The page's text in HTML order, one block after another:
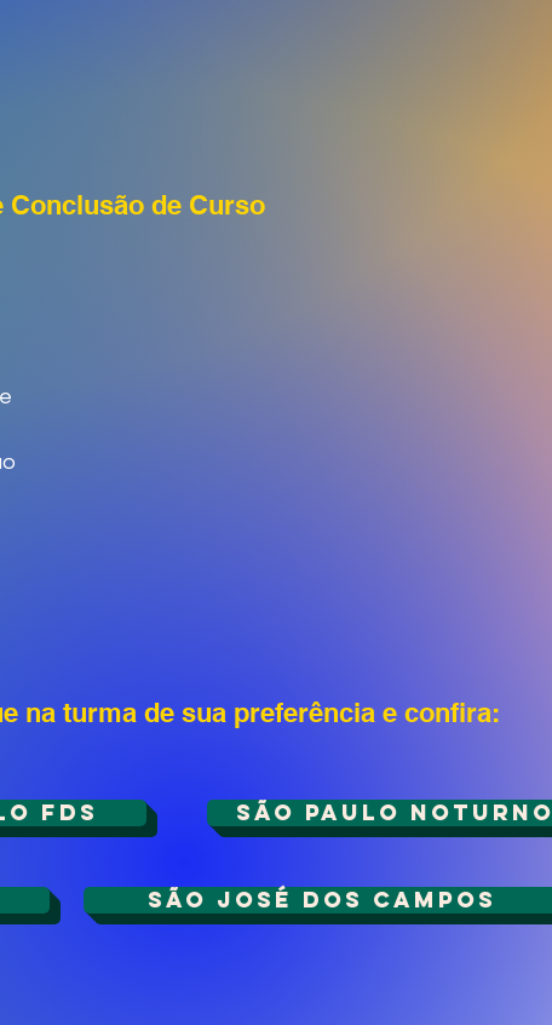
Conclusão de Curso
na turma de sua preferência e confira:
FDS São Paulo noturno
SÃO JOSÉ DOS CAMPOS